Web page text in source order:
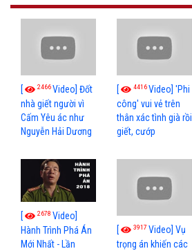
[ 2466Video] Đốt
nhà giết người vì
Cấm Yêu ác như
Nguyễn Hải Dương
[ 4416Video] 'Phi
công' vui vẻ trên
thân xác tình già rồi
giết, cướp
[ 2678 Video]
Hành Trình Phá Án
Mới Nhất - Lần
[ 3917Video] Vụ
trọng án khiến các